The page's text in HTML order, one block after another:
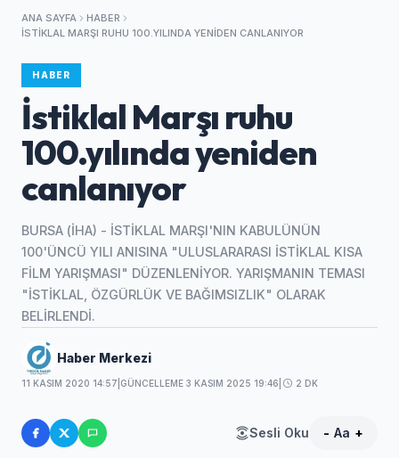
ANA SAYFA
HABER
İSTIKLAL MARŞI RUHU 100.YILINDA YENIDEN CANLANIYOR
HABER
İstiklal Marşı ruhu
100.yılında yeniden
canlanıyor
BURSA (İHA) - İSTİKLAL MARŞI'NIN KABULÜNÜN
100'ÜNCÜ YILI ANISINA "ULUSLARARASI İSTİKLAL KISA
FİLM YARIŞMASI" DÜZENLENİYOR. YARIŞMANIN TEMASI
"İSTİKLAL, ÖZGÜRLÜK VE BAĞIMSIZLIK" OLARAK
BELİRLENDİ.
Haber Merkezi
11 KASIM 2020 14:57 GÜNCELLEME 3 KASIM 2025 19:46 2 DK
Sesli Oku - Aa +